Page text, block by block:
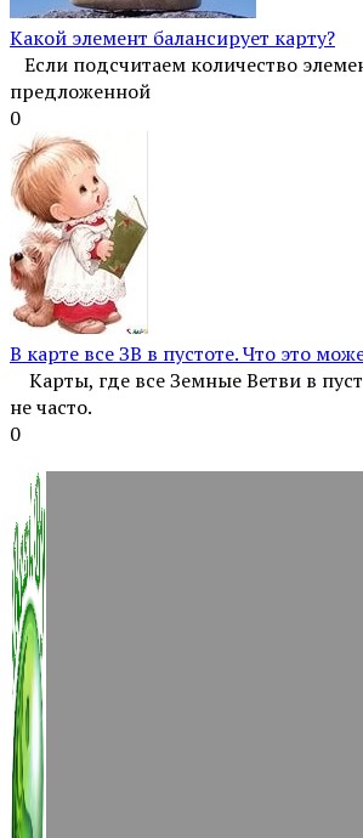
Какой элемент балансирует карту?
Если подсчитаем количество
предложенной
0
В карте все ЗВ в пустоте. Что это
Карты, где все Земные Ветви в
не часто.
0